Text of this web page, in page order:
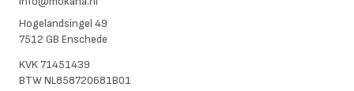
Hogelandsingel 49
7512 GB Enschede
KVK71451439
BTWNL858720681B01